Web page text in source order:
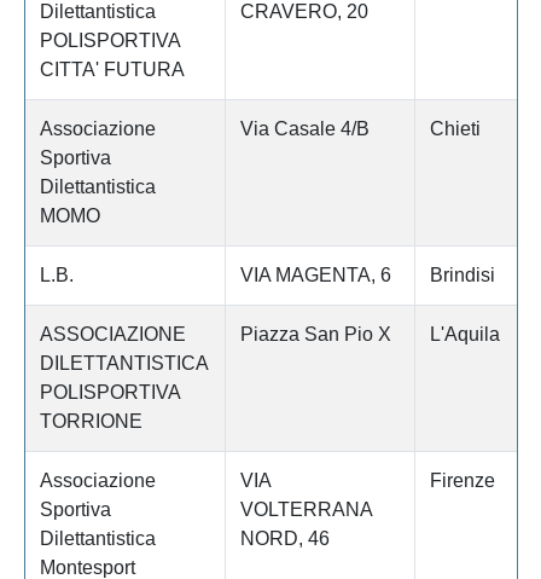
Dilettantistica
POLISPORTIVA
CITTA' FUTURA
CRAVERO, 20
Associazione
Sportiva
Dilettantistica
MOMO
Via Casale 4/B Chieti
L.B. VIA MAGENTA, 6 Brindisi
ASSOCIAZIONE
DILETTANTISTICA
POLISPORTIVA
TORRIONE
Piazza San Pio X L'Aquila
Associazione
Sportiva
Dilettantistica
Montesport
VIA
VOLTERRANA
NORD, 46
Firenze